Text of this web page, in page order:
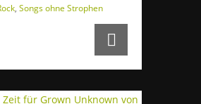
, Songs ohne Strophen